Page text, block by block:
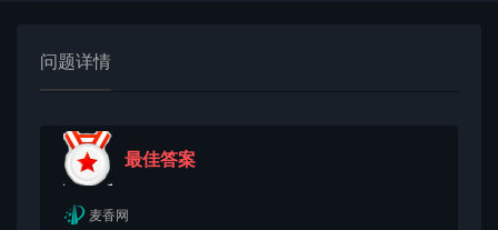
问题详情
最佳答案
麦香网